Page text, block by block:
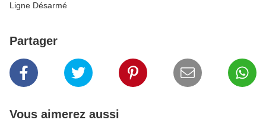
Ligne Désarmé
Partager
Vous aimerez aussi